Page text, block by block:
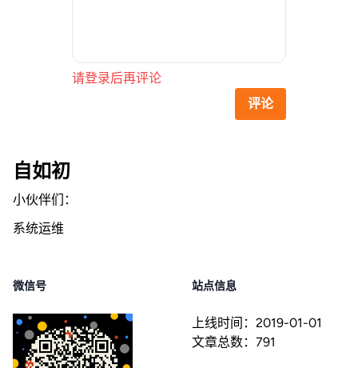
请登录后再评论
评论
自如初
小伙伴们：
系统运维
微信号 站点信息
上线时间： 2019-01-01
文章总数： 791